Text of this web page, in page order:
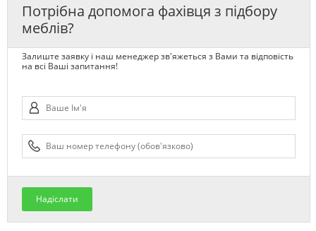
Потрібна допомога фахівця з підбору
меблів?
Залиште заявку і наш менеджер зв'яжеться з Вами та відповість
на всі Ваші запитання!
Надіслати